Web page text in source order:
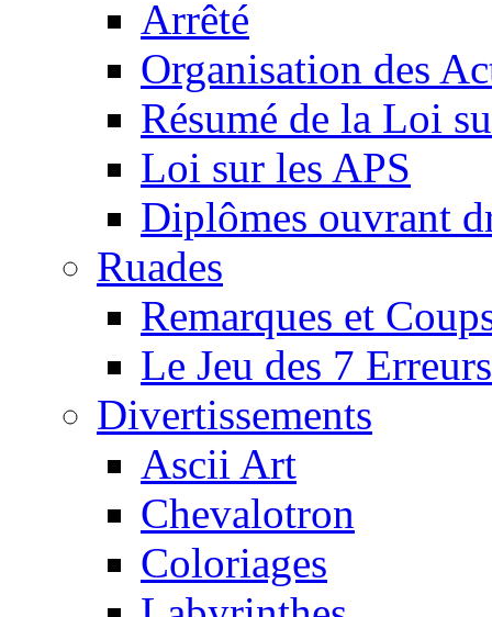
Arrêté
Organisation des
Résumé de la Loi
Loi sur les APS
Diplômes ouvrant
Ruades
Remarques et
Le Jeu des 7 Erreurs
Divertissements
Ascii Art
Chevalotron
Coloriages